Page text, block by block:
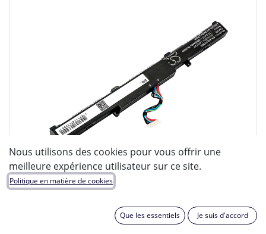
Nous utilisons des cookies pour vous offrir une
meilleure expérience utilisateur sur ce site.
Politique en matière de cookies
Que les essentiels Je suis d'accord